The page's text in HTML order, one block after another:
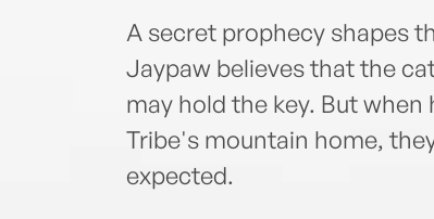
A secret prophecy shapes
Jaypaw believes that the
may hold the key. But
Tribe's mountain home,
expected.